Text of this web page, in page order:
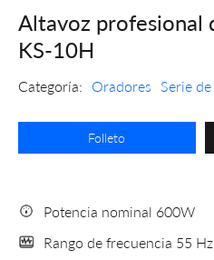
Altavoz profesional
KS-10H
Categoría: Oradores Serie
Folleto
Potencia nominal 600W
Rango de frecuencia 55